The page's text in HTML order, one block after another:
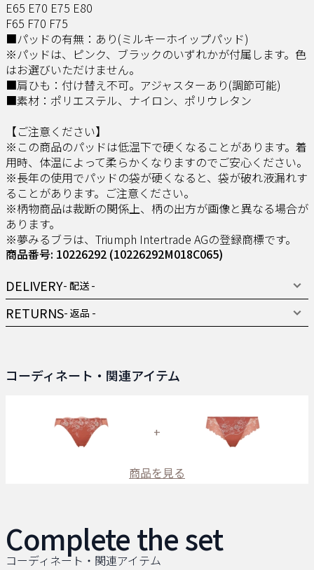
E65 E70 E75 E80
F65 F70 F75
■パッドの有無：あり(ミルキーホイップパッド)
※パッドは、ピンク、ブラックのいずれかが付属します。色
はお選びいただけません。
■肩ひも：付け替え不可。アジャスターあり(調節可能)
■素材：ポリエステル、ナイロン、ポリウレタン
【ご注意ください】
※この商品のパッドは低温下で硬くなることがあります。着
用時、体温によって柔らかくなりますのでご安心ください。
※長年の使用でパッドの袋が硬くなると、袋が破れ液漏れす
ることがあります。ご注意ください。
※柄物商品は裁断の関係上、柄の出方が画像と異なる場合が
あります。
※夢みるブラは、Triumph Intertrade AGの登録商標です。
商品番号: 10226292 (10226292M018C065)
DELIVERY- 配送 -
RETURNS- 返品 -
コーディネート・関連アイテム
+
商品を見る
Complete the set
コーディネート・関連アイテム